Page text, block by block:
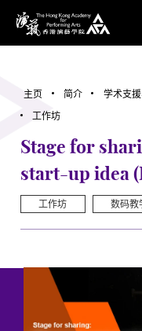
香港演艺学院
主页 简介 学术支
工作坊
Stage for
start-up idea
工作坊 数码教